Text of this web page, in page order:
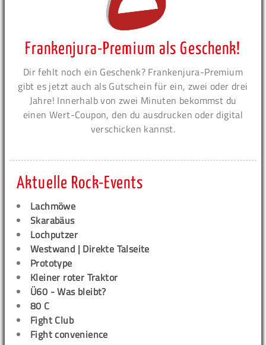
Frankenjura-Premium als Geschenk!
Dir fehlt noch ein Geschenk? Frankenjura-Premium
gibt es jetzt auch als Gutschein für ein, zwei oder drei
Jahre! Innerhalb von zwei Minuten bekommst du
einen Wert-Coupon, den du ausdrucken oder digital
verschicken kannst.
Aktuelle Rock-Events
Lachmöwe
Skarabäus
Lochputzer
Westwand | Direkte Talseite
Prototype
Kleiner roter Traktor
Ü60 - Was bleibt?
80 C
Fight Club
Fight convenience